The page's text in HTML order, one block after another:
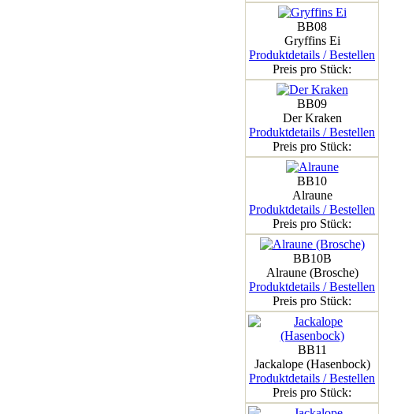
BB08
Gryffins Ei
Produktdetails / Bestellen
Preis pro Stück:
BB09
Der Kraken
Produktdetails / Bestellen
Preis pro Stück:
BB10
Alraune
Produktdetails / Bestellen
Preis pro Stück:
BB10B
Alraune (Brosche)
Produktdetails / Bestellen
Preis pro Stück:
BB11
Jackalope (Hasenbock)
Produktdetails / Bestellen
Preis pro Stück: